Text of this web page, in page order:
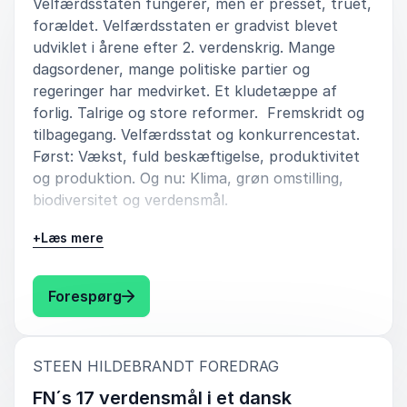
forældet. Velfærdsstaten er gradvist blevet
udviklet i årene efter 2. verdenskrig. Mange
dagsordener, mange politiske partier og
regeringer har medvirket. Et kludetæppe af
forlig. Talrige og store reformer. Fremskridt og
tilbagegang. Velfærdsstat og konkurrencestat.
Først: Vækst, fuld beskæftigelse, produktivitet
og produktion. Og nu: Klima, grøn omstilling,
biodiversitet og verdensmål.
Tiden er kommet, hvor velfærdsstaten skal
samfundsmodel skal nytænkes. Velfærdsstaten
skal transformeres, så den bliver til et
Danmark står over for meget store
udfordringer. Meget store muligheder. Og meget
+Læs mere
Forespørg: Steen Hildebrandt Velfærdsstaten
STEEN HILDEBRANDT FOREDRAG
FN´s 17 verdensmål i et dansk